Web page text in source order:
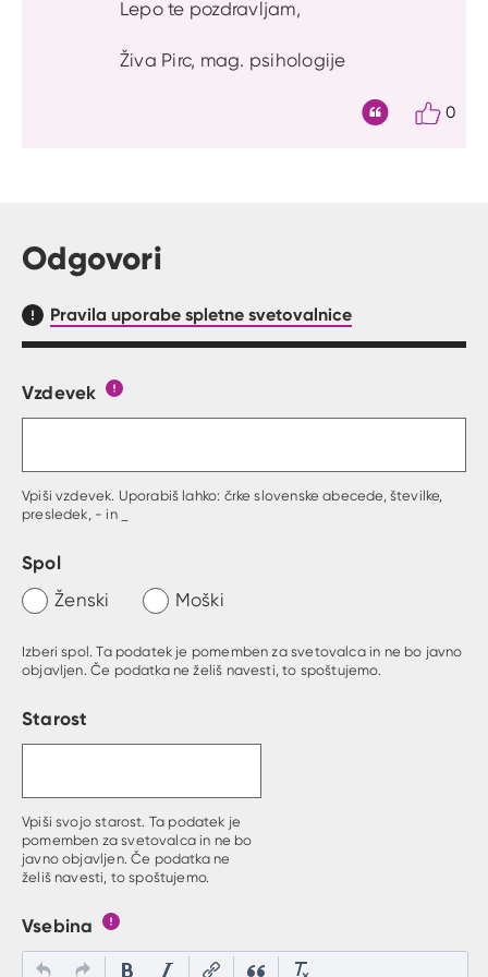
Lepo te pozdravljam,
Živa Pirc, mag. psihologije
0
Odgovori
Pravila uporabe spletne svetovalnice
Obrazec, kjer lahko zastaviš vprašanje
Vzdevek
Vpiši vzdevek. Uporabiš lahko: črke slovenske abecede, številke,
presledek, - in _
Spol
Ženski Moški
Izberi spol. Ta podatek je pomemben za svetovalca in ne bo javno
objavljen. Če podatka ne želiš navesti, to spoštujemo.
Starost
Vpiši svojo starost. Ta podatek je
pomemben za svetovalca in ne bo
javno objavljen. Če podatka ne
želiš navesti, to spoštujemo.
Vsebina